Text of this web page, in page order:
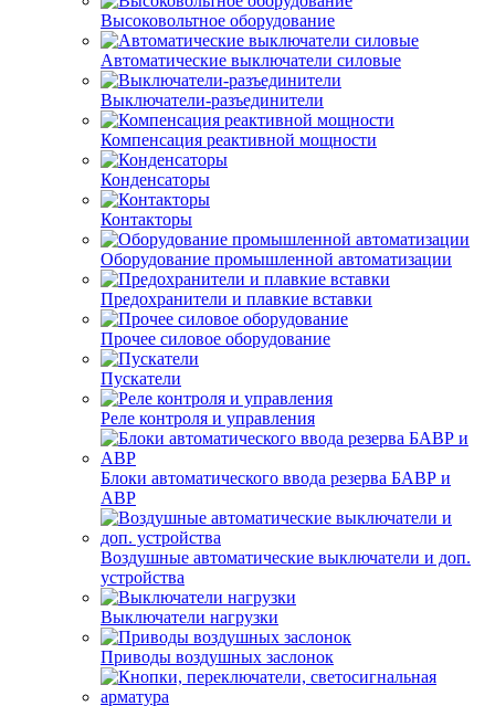
Высоковольтное оборудование
Автоматические выключатели cиловые
Выключатели-разъединители
Компенсация реактивной мощности
Конденсаторы
Контакторы
Оборудование промышленной автоматизации
Предохранители и плавкие вставки
Прочее силовое оборудование
Пускатели
Реле контроля и управления
Блоки автоматического ввода резерва БАВР и
АВР
Воздушные автоматические выключатели и доп.
устройства
Выключатели нагрузки
Приводы воздушных заслонок